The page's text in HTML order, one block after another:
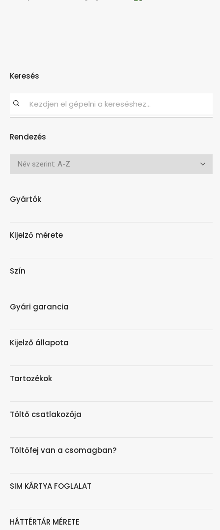
Keresés
Rendezés
Gyártók
Kijelző mérete
Szín
Gyári garancia
Kijelző állapota
Tartozékok
Töltő csatlakozója
Töltőfej van a csomagban?
SIM KÁRTYA FOGLALAT
HÁTTÉRTÁR MÉRETE